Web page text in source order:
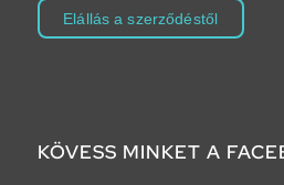
Elállás a szerződéstől
KÖVESS MINKET A
Click to accept